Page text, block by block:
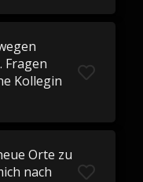
Fragen
Kollegin
Orte zu
nach